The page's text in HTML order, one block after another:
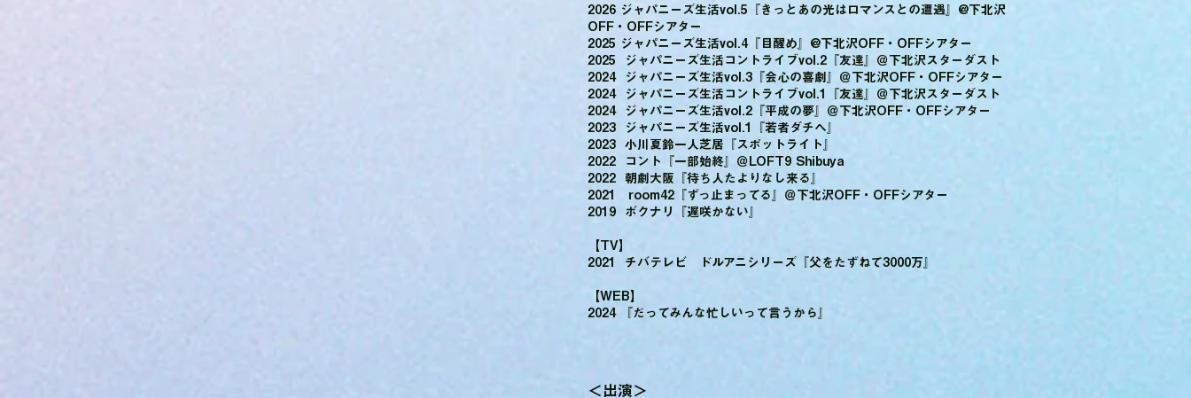
2026 ジャパニーズ生活vol.5『きっとあの光はロマンスとの遭遇』@下北沢
OFF・OFFシアター
2025 ジャパニーズ生活vol.4『目醒め』@下北沢OFF・OFFシアター
2025 ジャパニーズ生活コントライブvol.2『友達』＠下北沢スターダスト
2024 ジャパニーズ生活vol.3『会心の喜劇』＠下北沢OFF・OFFシアター
2024 ジャパニーズ生活コントライブvol.1『友達』＠下北沢スターダスト
2024 ジャパニーズ生活vol.2『平成の夢』＠下北沢OFF・OFFシアター
2023 ジャパニーズ生活vol.1『若者ダチへ』
2023 小川夏鈴一人芝居『スポットライト』
2022 コント『一部始終』＠LOFT9 Shibuya
2022 朝劇大阪『待ち人たよりなし来る』
2021 room42『ずっ止まってる』＠下北沢OFF・OFFシアター
2019 ボクナリ『遅咲かない』
【TV】
2021 チバテレビ ドルアニシリーズ『父をたずねて3000万』
【WEB】
2024 『だってみんな忙しいって言うから』
​＜出演＞